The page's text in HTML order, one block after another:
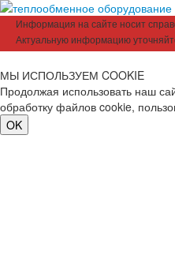
Информация на сайте носит
Актуальную информацию
МЫ ИСПОЛЬЗУЕМ COOKIE
Продолжая использовать наш
обработку файлов cookie,
OK